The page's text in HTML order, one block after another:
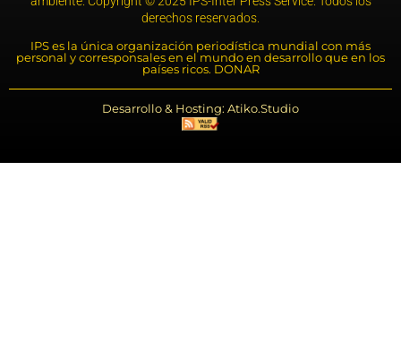
derechos reservados.
IPS es la única organización periodística mundial con más
personal y corresponsales en el mundo en desarrollo que en los
países ricos. DONAR
Desarrollo & Hosting: Atiko.Studio